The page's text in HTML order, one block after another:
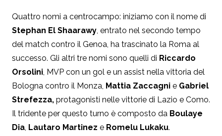
Quattro nomi a centrocampo: iniziamo con il nome di
Stephan El Shaarawy, entrato nel secondo tempo
del match contro il Genoa, ha trascinato la Roma al
successo. Gli altri tre nomi sono quelli di Riccardo
Orsolini, MVP con un gol e un assist nella vittoria del
Bologna contro il Monza, Mattia Zaccagni e Gabriel
Strefezza, protagonisti nelle vittorie di Lazio e Como.
Il tridente per questo turno è composto da Boulaye
Dia, Lautaro Martinez e Romelu Lukaku.